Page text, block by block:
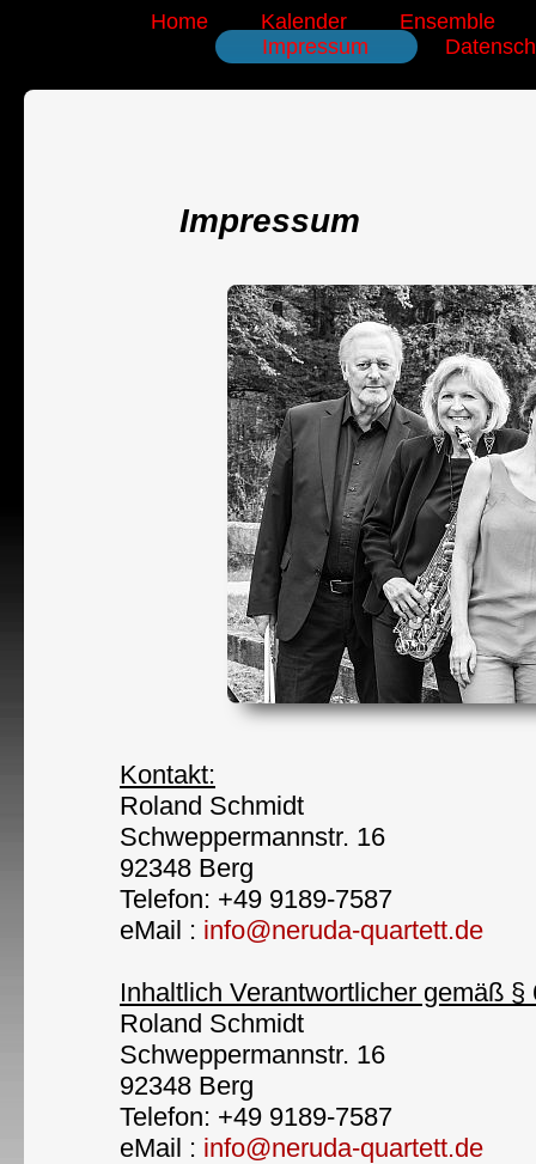
Home Kalender
Ensemble
Impressum
Impressum
Kontakt:
Roland Schmidt
Schweppermannstr. 16
92348 Berg
Telefon: +49 9189-7587
eMail : info@neruda-quartett.de
Inhaltlich Verantwortlicher gemäß §
Roland Schmidt
Schweppermannstr. 16
92348 Berg
Telefon: +49 9189-7587
eMail : info@neruda-quartett.de